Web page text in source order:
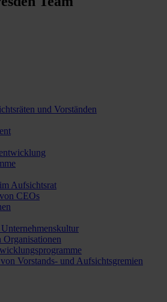
und Vorständen
Aufsichtsrat
CEOs
Vorstands- und Aufsichtsgremien